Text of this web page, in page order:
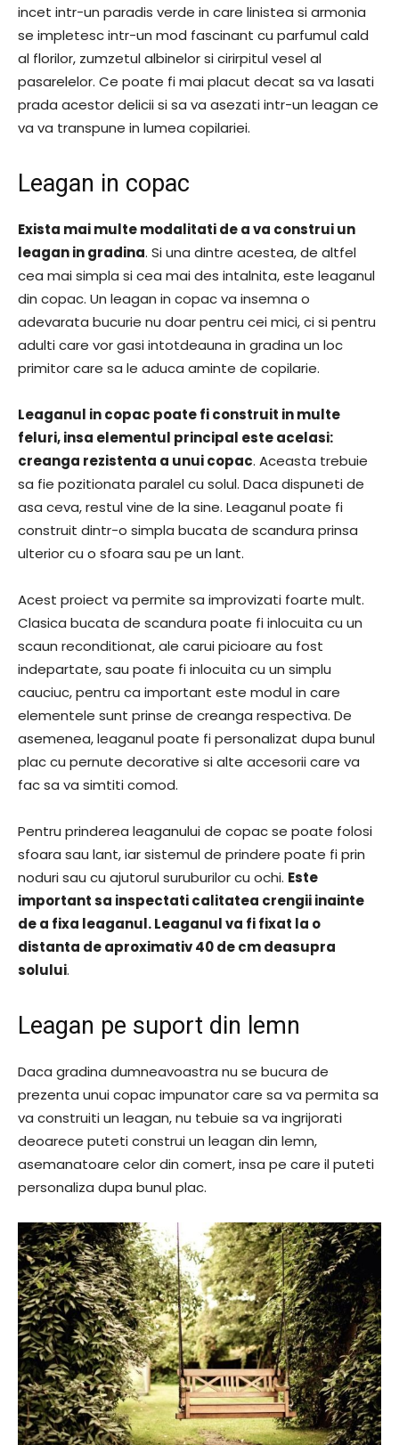
incet intr-un paradis verde in care linistea si armonia
se impletesc intr-un mod fascinant cu parfumul cald
al florilor, zumzetul albinelor si cirirpitul vesel al
pasarelelor. Ce poate fi mai placut decat sa va lasati
prada acestor delicii si sa va asezati intr-un leagan ce
va va transpune in lumea copilariei.
Leagan in copac
Exista mai multe modalitati de a va construi un
leagan in gradina. Si una dintre acestea, de altfel
cea mai simpla si cea mai des intalnita, este leaganul
din copac. Un leagan in copac va insemna o
adevarata bucurie nu doar pentru cei mici, ci si pentru
adulti care vor gasi intotdeauna in gradina un loc
primitor care sa le aduca aminte de copilarie.
Leaganul in copac poate fi construit in multe
feluri, insa elementul principal este acelasi:
creanga rezistenta a unui copac. Aceasta trebuie
sa fie pozitionata paralel cu solul. Daca dispuneti de
asa ceva, restul vine de la sine. Leaganul poate fi
construit dintr-o simpla bucata de scandura prinsa
ulterior cu o sfoara sau pe un lant.
Acest proiect va permite sa improvizati foarte mult.
Clasica bucata de scandura poate fi inlocuita cu un
scaun reconditionat, ale carui picioare au fost
indepartate, sau poate fi inlocuita cu un simplu
cauciuc, pentru ca important este modul in care
elementele sunt prinse de creanga respectiva. De
asemenea, leaganul poate fi personalizat dupa bunul
plac cu pernute decorative si alte accesorii care va
fac sa va simtiti comod.
Pentru prinderea leaganului de copac se poate folosi
sfoara sau lant, iar sistemul de prindere poate fi prin
noduri sau cu ajutorul suruburilor cu ochi. Este
important sa inspectati calitatea crengii inainte
de a fixa leaganul. Leaganul va fi fixat la o
distanta de aproximativ 40 de cm deasupra
solului.
Leagan pe suport din lemn
Daca gradina dumneavoastra nu se bucura de
prezenta unui copac impunator care sa va permita sa
va construiti un leagan, nu tebuie sa va ingrijorati
deoarece puteti construi un leagan din lemn,
asemanatoare celor din comert, insa pe care il puteti
personaliza dupa bunul plac.